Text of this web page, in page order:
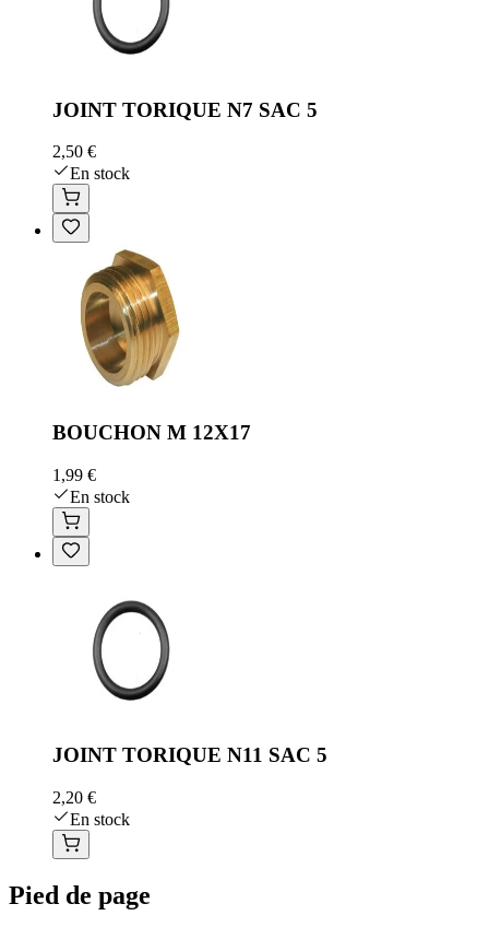
JOINT TORIQUE N7 SAC 5
2,50 €
En stock
BOUCHON M 12X17
1,99 €
En stock
JOINT TORIQUE N11 SAC 5
2,20 €
En stock
Pied de page